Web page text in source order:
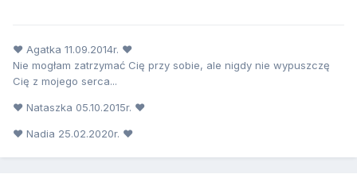
♥ Agatka 11.09.2014r. ♥
Nie mogłam zatrzymać Cię przy sobie, ale nigdy nie wypuszczę
Cię z mojego serca...
♥ Nataszka 05.10.2015r. ♥
♥ Nadia 25.02.2020r. ♥